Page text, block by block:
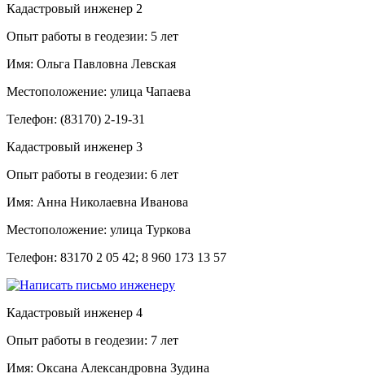
Кадастровый инженер 2
Опыт работы в геодезии: 5 лет
Имя: Ольга Павловна Левская
Местоположение: улица Чапаева
Телефон: (83170) 2-19-31
Кадастровый инженер 3
Опыт работы в геодезии: 6 лет
Имя: Анна Николаевна Иванова
Местоположение: улица Туркова
Телефон: 83170 2 05 42; 8 960 173 13 57
Кадастровый инженер 4
Опыт работы в геодезии: 7 лет
Имя: Оксана Александровна Зудина